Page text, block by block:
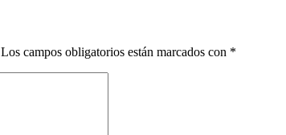
Los campos obligatorios están marcados con *